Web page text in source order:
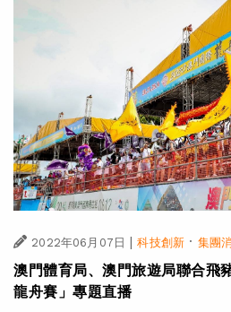
2022年06月07日 科技創新 · 集團
澳門體育局、澳門旅遊局聯合飛
龍舟賽」專題直播